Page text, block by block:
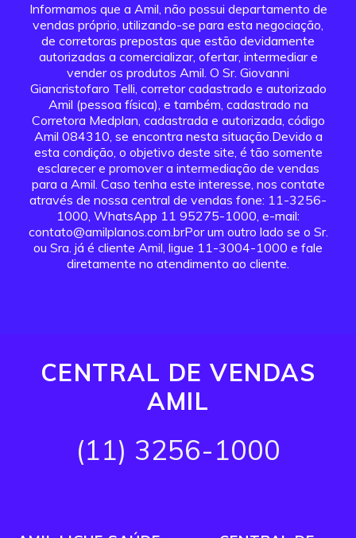
Informamos que a Amil, não possui departamento de
vendas próprio, utilizando-se para esta negociação,
de corretoras prepostas que estão devidamente
autorizadas a comercializar, ofertar, intermediar e
vender os produtos Amil. O Sr. Giovanni
Giancristofaro Telli, corretor cadastrado e autorizado
Amil (pessoa física), e também, cadastrado na
Corretora Medplan, cadastrada e autorizada, código
Amil 084310, se encontra nesta situação.Devido a
esta condição, o objetivo deste site, é tão somente
esclarecer e promover a intermediação de vendas
para a Amil. Caso tenha este interesse, nos contate
através de nossa central de vendas fone: 11-3256-
1000, WhatsApp 11 95275-1000, e-mail:
contato@amilplanos.com.brPor um outro lado se o Sr.
ou Sra. já é cliente Amil, ligue 11-3004-1000 e fale
diretamente no atendimento ao cliente.
CENTRAL DE VENDAS
AMIL
(11) 3256-1000